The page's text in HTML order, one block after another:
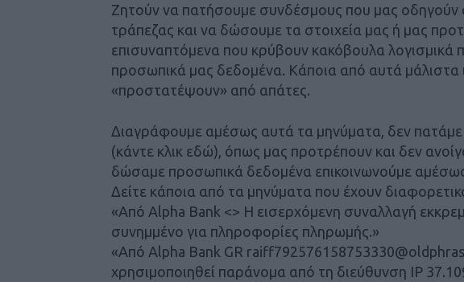
Ζητούν να πατήσουμε συνδέσμους που μας οδηγούν
τράπεζας και να δώσουμε τα στοιχεία μας ή μας
επισυναπτόμενα που κρύβουν κακόβουλα
προσωπικά μας δεδομένα. Κάποια από αυτά μάλιστα
«προστατέψουν» από απάτες.
Διαγράφουμε αμέσως αυτά τα μηνύματα, δεν
(κάντε κλικ εδώ), όπως μας προτρέπουν και δεν
δώσαμε προσωπικά δεδομένα επικοινωνούμε
Δείτε κάποια από τα μηνύματα που έχουν
«Από Alpha Bank <> Η εισερχόμενη συναλλαγή
συνημμένο για πληροφορίες πληρωμής.»
«Από Alpha Bank GR
χρησιμοποιηθεί παράνομα από τη διεύθυνση IP